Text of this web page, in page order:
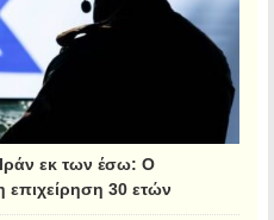
εκ των έσω: Ο
επιχείρηση 30 ετών